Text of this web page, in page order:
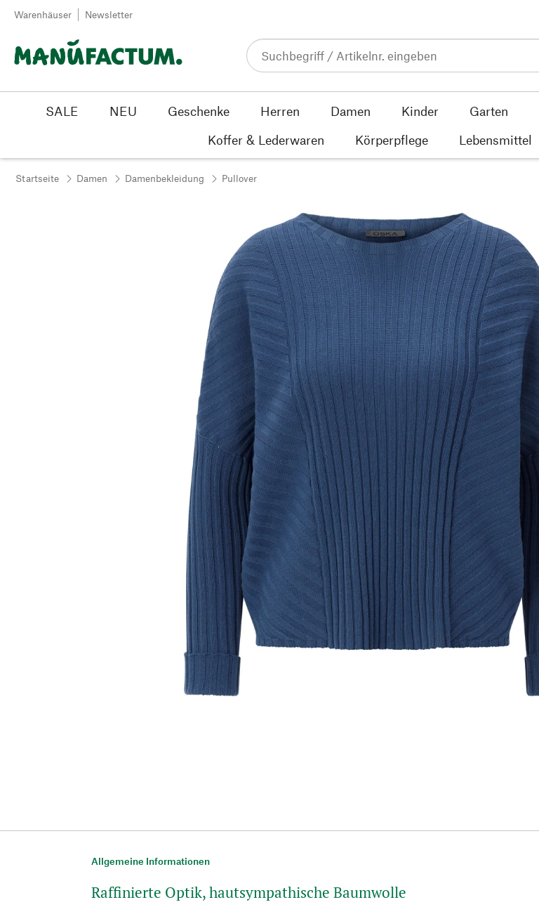
Zum Inhalt springen
Warenhäuser Newsletter
SALE NEU Geschenke Herren Damen Kinder Garten
Koffer & Lederwaren
Körperpflege Lebensmittel
Startseite Damen Damenbekleidung Pullover
Allgemeine Informationen
Raffinierte Optik, hautsympathische Baumwolle